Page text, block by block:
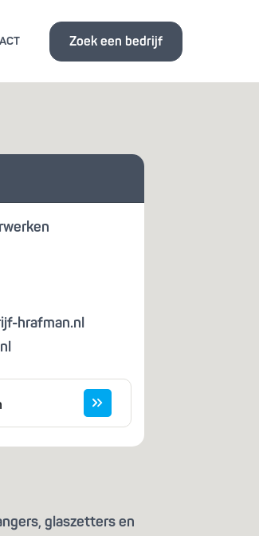
Zoek een bedrijf
hrafman.nl
glaszetters en